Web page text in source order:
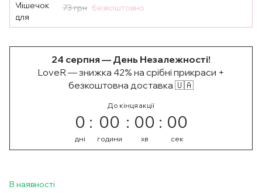
73 грн безкоштовно
24 серпня — День Незалежності!
LoveR — знижка 42% на срібні прикраси +
безкоштовна доставка 🇺🇦
До кінця акції
0
дні
00
години
00
хв
00
сек
В наявності